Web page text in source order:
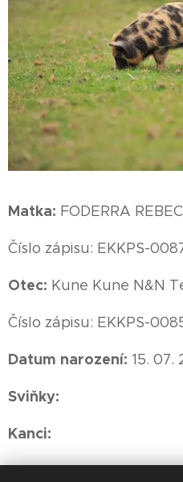
Matka: FODERRA
Číslo zápisu: EKKPS-
Otec: Kune Kune N&N
Číslo zápisu: EKKPS-
Datum narození: 15. 07.
Sviňky:
Kanci: